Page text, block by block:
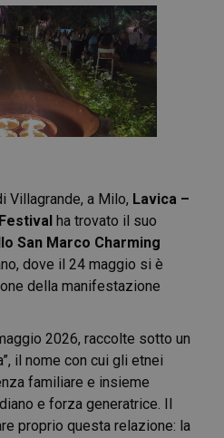
Villagrande, a Milo, Lavica –
ha trovato il suo
San Marco Charming
dove il 24 maggio si è
della manifestazione
2026, raccolte sotto un
il nome con cui gli etnei
familiare e insieme
e forza generatrice. Il
proprio questa relazione: la